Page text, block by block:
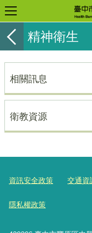
精神衛生
相關訊息
衛教資源
資訊安全政策 交通資
隱私權政策